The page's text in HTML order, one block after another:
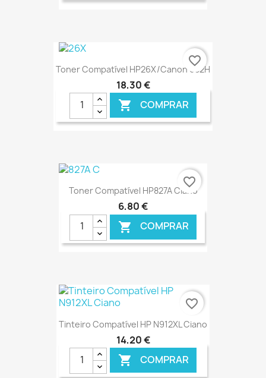
Toner Compatível HP26X/Canon 052H
18,30 €
 COMPRAR
€ ONLINE
favorite_border
Toner Compatível HP827A Ciano
6,80 €
 COMPRAR
€ ONLINE
favorite_border
Tinteiro Compatível HP N912XL Ciano
14,20 €
 COMPRAR
favorite_border